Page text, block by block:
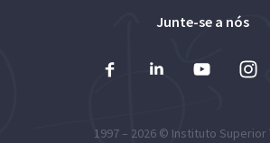
Junte-se a nós
1997 – 2026 © Instituto Superior